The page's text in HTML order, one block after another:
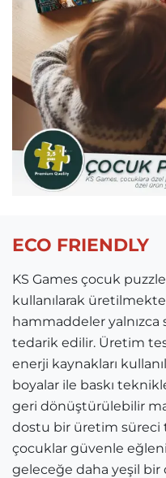
ECO FRIENDLY
KS Games çocuk
kullanılarak
hammaddeler
tedarik edilir. Üretim
enerji kaynakları
boyalar ile baskı
geri dönüştürülebilir
dostu bir üretim süreci
çocuklar güvenle
geleceğe daha yeşil bir